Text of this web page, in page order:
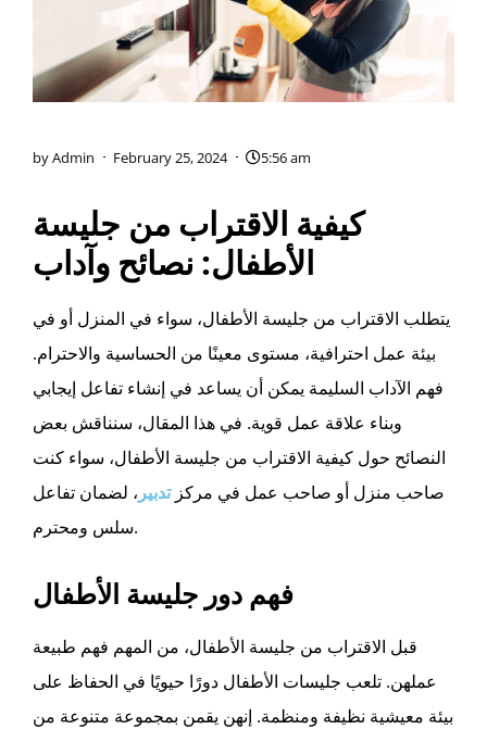
byAdmin February 25, 2024 5:56 am
كيفية الاقتراب من جليسة
الأطفال: نصائح وآداب
يتطلب الاقتراب من جليسة الأطفال، سواء في المنزل أو في
بيئة عمل احترافية، مستوى معينًا من الحساسية والاحترام.
فهم الآداب السليمة يمكن أن يساعد في إنشاء تفاعل إيجابي
وبناء علاقة عمل قوية. في هذا المقال، سنناقش بعض
النصائح حول كيفية الاقتراب من جليسة الأطفال، سواء كنت
صاحب منزل أو صاحب عمل في مركزتدبير ، لضمان تفاعل
سلس ومحترم.
فهم دور جليسة الأطفال
قبل الاقتراب من جليسة الأطفال، من المهم فهم طبيعة
عملهن. تلعب جليسات الأطفال دورًا حيويًا في الحفاظ على
بيئة معيشية نظيفة ومنظمة. إنهن يقمن بمجموعة متنوعة من